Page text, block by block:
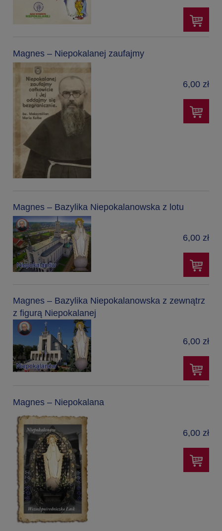
Magnes – Niepokalanej zaufajmy
6,00 zł
Magnes – Bazylika Niepokalanowska z lotu
6,00 zł
Magnes – Bazylika Niepokalanowska z zewnątrz
z figurą Niepokalanej
6,00 zł
Magnes – Niepokalana
6,00 zł